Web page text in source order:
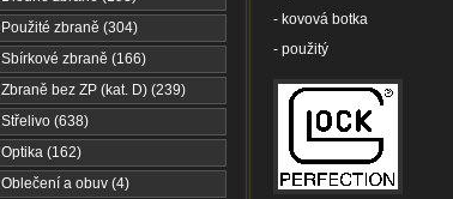
Použité zbraně (304)
Sbírkové zbraně (166)
Zbraně bez ZP (kat. D) (239)
Střelivo (638)
Optika (162)
Oblečení a obuv (4)
- kovová botka
- použitý